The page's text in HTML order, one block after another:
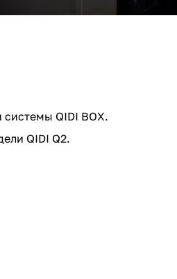
QIDI BOX.
QIDI Q2.